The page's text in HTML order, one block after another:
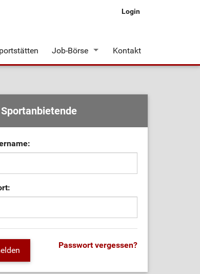
Login
Job-Börse Kontakt
Passwort vergessen?